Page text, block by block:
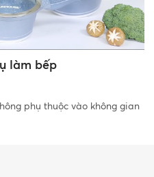
làm bếp
phụ thuộc vào không gian